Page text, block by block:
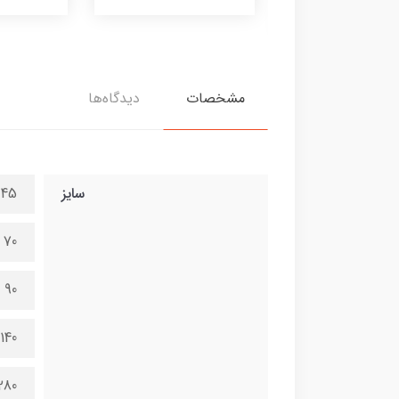
مشخصات دیدگاه‌ها
سایز 45 در 100 سانتی متر
70 در 150 سانتی متر
90 در 200 سانتی متر
140 در 300 سانتی متر
280 در 600